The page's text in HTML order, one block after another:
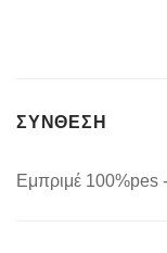
ΣΥΝΘΕΣΗ
Εμπριμέ 100%pes